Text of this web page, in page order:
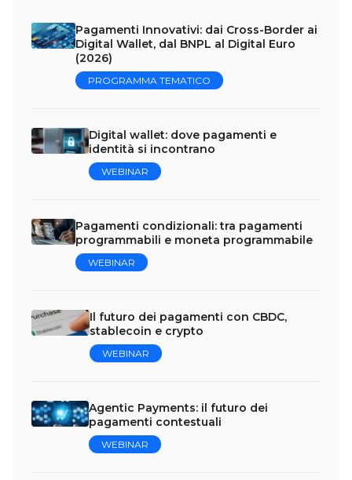
Pagamenti Innovativi: dai Cross-Border ai
Digital Wallet, dal BNPL al Digital Euro
(2026)
PROGRAMMA TEMATICO
Digital wallet: dove pagamenti e
identità si incontrano
WEBINAR
Pagamenti condizionali: tra pagamenti
programmabili e moneta programmabile
WEBINAR
Il futuro dei pagamenti con CBDC,
stablecoin e crypto
WEBINAR
Agentic Payments: il futuro dei
pagamenti contestuali
WEBINAR